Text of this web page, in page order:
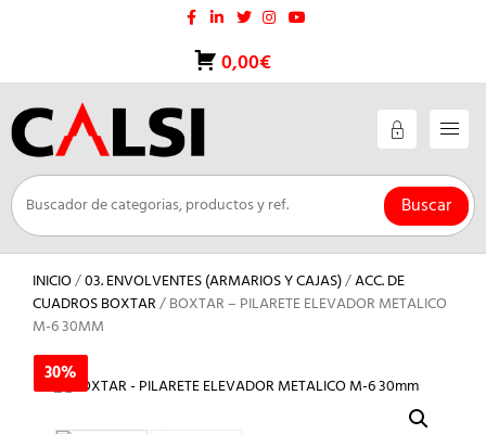
0,00€
Buscar
INICIO/03. ENVOLVENTES (ARMARIOS Y CAJAS)/ACC. DE
CUADROS BOXTAR/ BOXTAR – PILARETE ELEVADOR METALICO
M-6 30MM
30%
30%